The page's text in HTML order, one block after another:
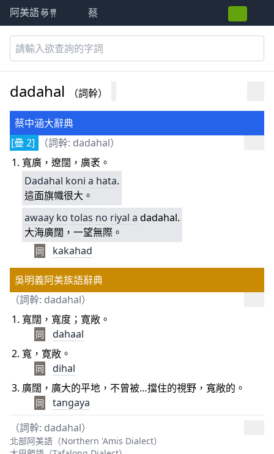
阿美語萌典 蔡
dadahal （詞幹）
蔡中涵大辭典
[疊 2]
（詞幹: dadahal）
寬廣，遼闊，廣袤。
Dadahal koni a hata.
這面旗幟很大。
awaay ko tolas no riyal a dadahal.
大海廣闊，一望無際。
同 kakahad
吳明義阿美族語辭典
（詞幹: dadahal）
寬闊，寬度；寛敞。
同
dahaal
寬，寛敞。
同
dihal
廣闊，廣大的平地，不曾被…擋住的視野，寬敞的。
同
tangaya
（詞幹: dadahal）
北部阿美語（Northern 'Amis Dialect）